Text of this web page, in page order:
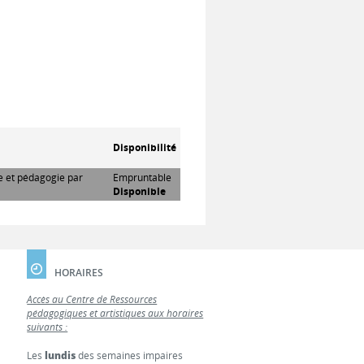
Disponibilité
et pédagogie par
Empruntable
Disponible
HORAIRES
Accès au Centre de Ressources
pédagogiques et artistiques aux horaires
suivants :
Leslundisdes semaines impaires